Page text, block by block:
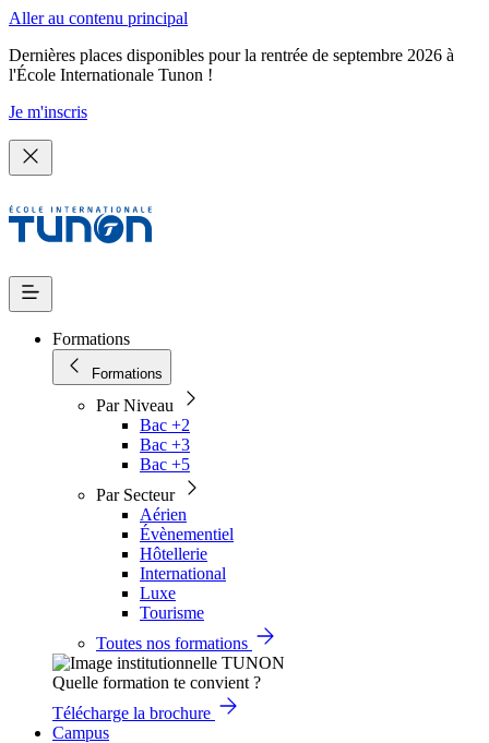
Aller au contenu principal
Dernières places disponibles pour la rentrée de septembre 2026 à
l'École Internationale Tunon !
Je m'inscris
Formations
Formations
Par Niveau
Bac +2
Bac +3
Bac +5
Par Secteur
Aérien
Évènementiel
Hôtellerie
International
Luxe
Tourisme
Toutes nos formations
Quelle formation te convient ?
Télécharge la brochure
Campus